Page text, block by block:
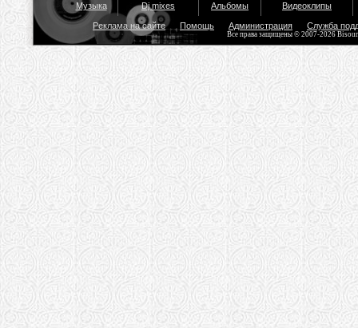
Музыка Dj mixes Альбомы Видеоклипы
Реклама на сайте Помощь Администрация Служба
Все права защищены © 2007-2026